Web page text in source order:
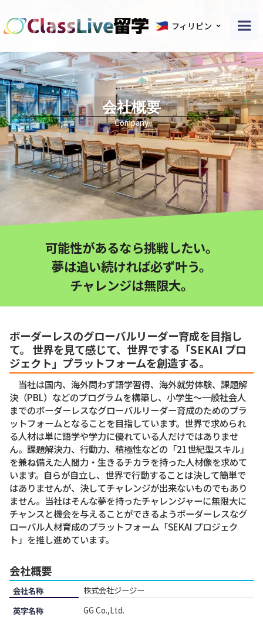
フィリピン
会社概要
Company
可能性があるなら挑戦したい。
夢は追い続ければ必ず叶う。
チャレンジは無限大。
ボーダーレスのグローバルリーダー育成を目指し
て。 世界を見て感じて、世界でする「SEKAI プロ
ジェクト」プラットフォームを創造する。
当社は国内、海外問わず語学習得、海外就労体験、課題解
決（PBL）などのプログラムを構築し、小学生〜一般社会人
までのボーダーレスなグローバルリーダー育成のためのプラ
ットフォームとなることを目指しています。世界で求められ
る人材は単に語学や学力に優れている人だけではありませ
ん。課題解決力、行動力、積極性などの「21世紀型スキル」
を兼ね備えた人間力・生きるチカラを持った人材像を求めて
います。自らが自立し、世界で行動することは決して簡単で
はありませんが、決してチャレンジが出来ないものでもあり
ません。当社はそんな夢を持ったチャレンジャーに無限大に
チャンスと機会を与えることができるようボーダーレスなグ
ローバル人材育成のプラットフォーム「SEKAI プロジェク
ト」を推し進めています。
会社概要
会社名称
株式会社ジージー
英字名称
GG Co.,Ltd.